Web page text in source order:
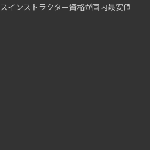
インストラクター資格が国内最安値